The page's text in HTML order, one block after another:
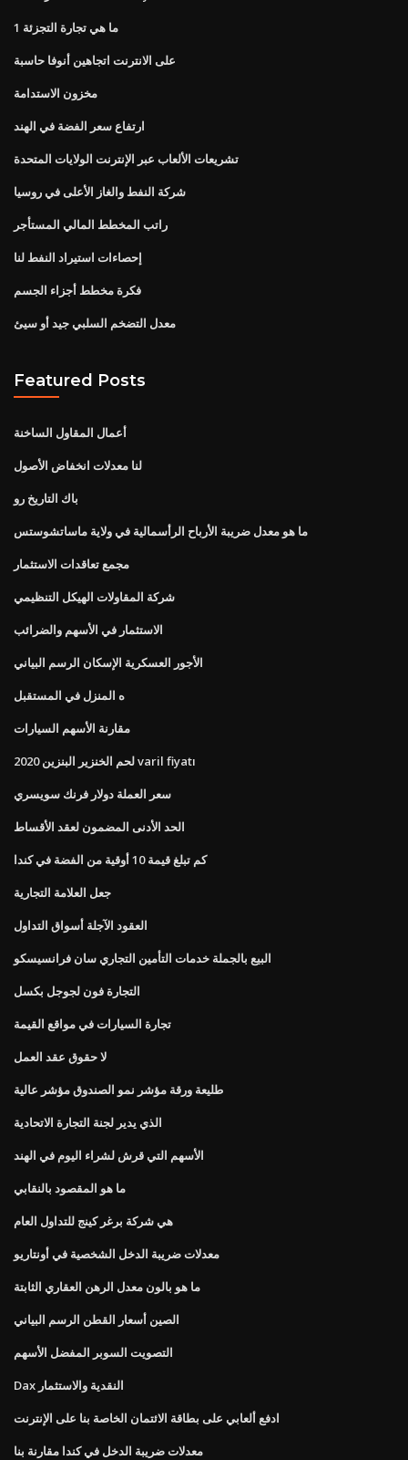
ما هي تجارة التجزئة 1
على الانترنت اتجاهين أنوفا حاسبة
مخزون الاستدامة
ارتفاع سعر الفضة في الهند
تشريعات الألعاب عبر الإنترنت الولايات المتحدة
شركة النفط والغاز الأعلى في روسيا
راتب المخطط المالي المستأجر
إحصاءات استيراد النفط لنا
فكرة مخطط أجزاء الجسم
معدل التضخم السلبي جيد أو سيئ
Featured Posts
أعمال المقاول الساخنة
لنا معدلات انخفاض الأصول
باك التاريخ رو
ما هو معدل ضريبة الأرباح الرأسمالية في ولاية ماساتشوستس
مجمع تعاقدات الاستثمار
شركة المقاولات الهيكل التنظيمي
الاستثمار في الأسهم والضرائب
الأجور العسكرية الإسكان الرسم البياني
ه المنزل في المستقبل
مقارنة الأسهم السيارات
2020 لحم الخنزير البنزين varil fiyatı
سعر العملة دولار فرنك سويسري
الحد الأدنى المضمون لعقد الأقساط
كم تبلغ قيمة 10 أوقية من الفضة في كندا
جعل العلامة التجارية
العقود الآجلة أسواق التداول
البيع بالجملة خدمات التأمين التجاري سان فرانسيسكو
التجارة فون لجوجل بكسل
تجارة السيارات في مواقع القيمة
لا حقوق عقد العمل
طليعة ورقة مؤشر نمو الصندوق مؤشر عالية
الذي يدير لجنة التجارة الاتحادية
الأسهم التي قرش لشراء اليوم في الهند
ما هو المقصود بالنقابي
هي شركة برغر كينج للتداول العام
معدلات ضريبة الدخل الشخصية في أونتاريو
ما هو بالون معدل الرهن العقاري الثابتة
الصين أسعار القطن الرسم البياني
التصويت السوبر المفضل الأسهم
Dax النقدية والاستثمار
ادفع ألعابي على بطاقة الائتمان الخاصة بنا على الإنترنت
معدلات ضريبة الدخل في كندا مقارنة بنا